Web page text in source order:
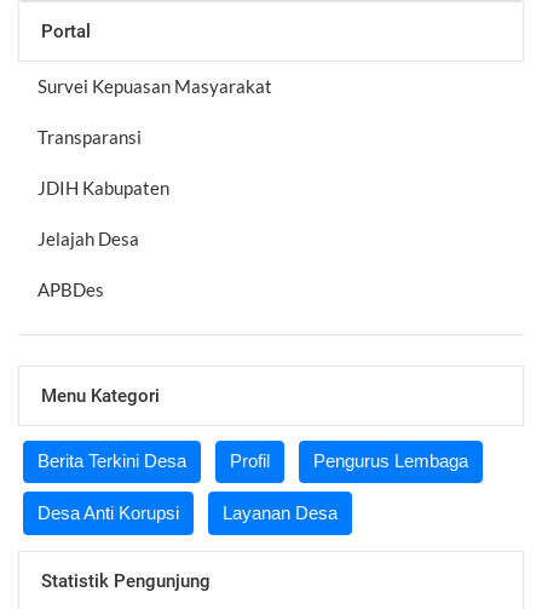
Portal
Survei Kepuasan Masyarakat
Transparansi
JDIH Kabupaten
Jelajah Desa
APBDes
Menu Kategori
Berita Terkini Desa Profil Pengurus Lembaga
Desa Anti Korupsi Layanan Desa
Statistik Pengunjung